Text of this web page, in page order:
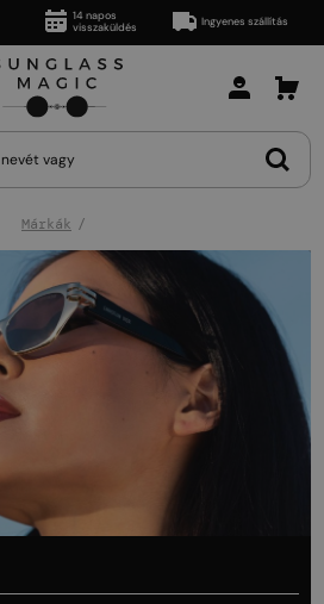
14 napos
visszaküldés
Ingyenes szállítás
Márkák